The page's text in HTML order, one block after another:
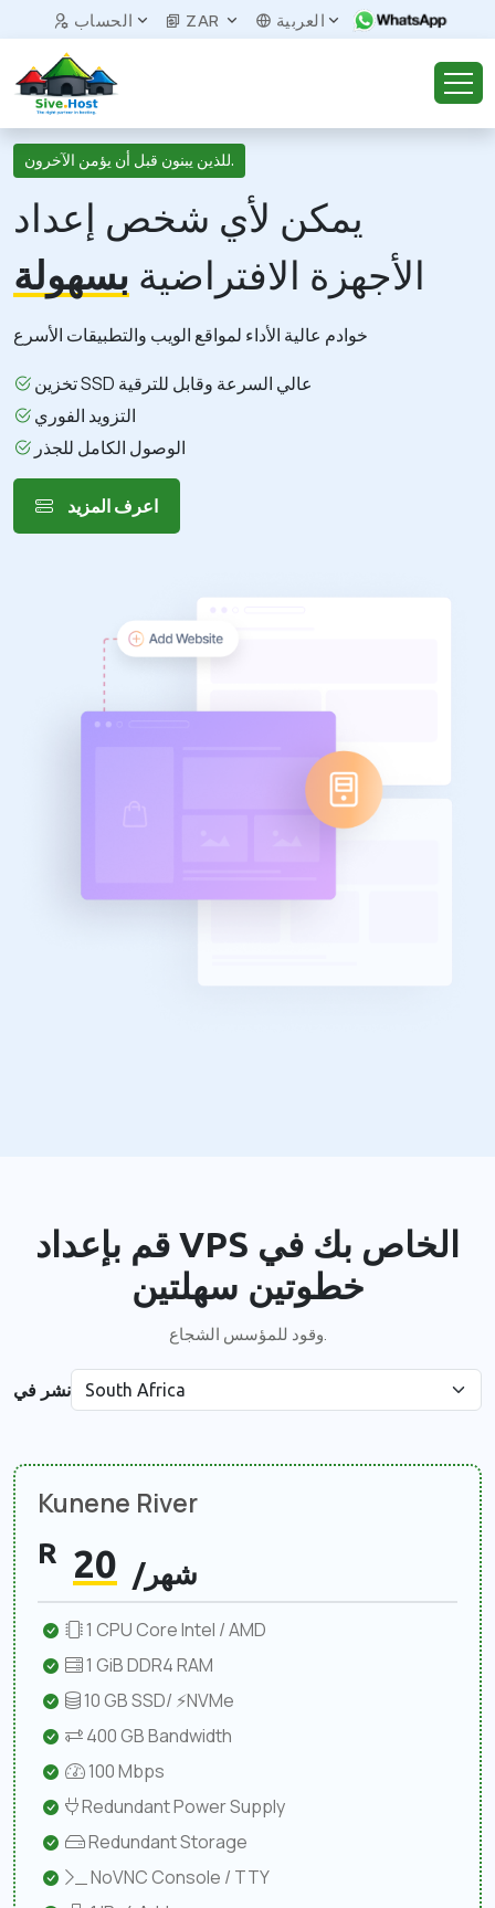
الحساب ZAR العربية
للذين يبنون قبل أن يؤمن الآخرون.
يمكن لأي شخص إعداد
الأجهزة الافتراضية بسهولة
خوادم عالية الأداء لمواقع الويب والتطبيقات الأسرع
تخزين SSD عالي السرعة وقابل للترقية
التزويد الفوري
الوصول الكامل للجذر
اعرف المزيد
قم بإعداد VPS الخاص بك في
خطوتين سهلتين
وقود للمؤسس الشجاع.
نشر في
Kunene River
R 20 /شهر
1 CPU Core Intel / AMD
1 GiB DDR4 RAM
10 GB SSD/ ⚡NVMe
400 GB Bandwidth
100 Mbps
Redundant Power Supply
Redundant Storage
NoVNC Console / TTY